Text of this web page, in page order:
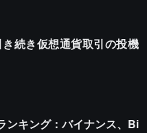
続き仮想通貨取引の投機
ンキング：バイナンス、Bi